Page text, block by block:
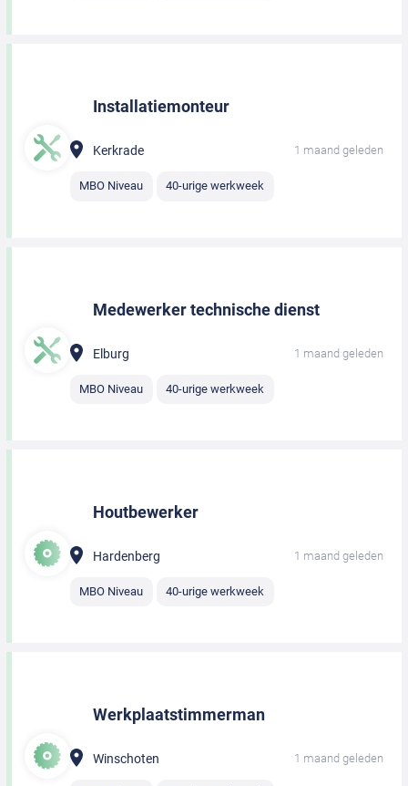
Installatiemonteur
Kerkrade 1 maand geleden
MBO Niveau 40-urige werkweek
Medewerker technische dienst
Elburg 1 maand geleden
MBO Niveau 40-urige werkweek
Houtbewerker
Hardenberg 1 maand geleden
MBO Niveau 40-urige werkweek
Werkplaatstimmerman
Winschoten 1 maand geleden